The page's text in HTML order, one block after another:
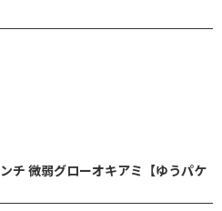
チ 微弱グローオキアミ【ゆうパケ